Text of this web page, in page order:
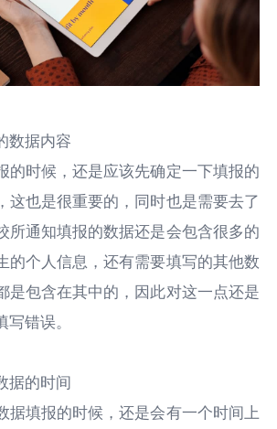
数据内容
的时候，还是应该先确定一下填报的
这也是很重要的，同时也是需要去了
所通知填报的数据还是会包含很多的
的个人信息，还有需要填写的其他数
是包含在其中的，因此对这一点还是
错误。
据的时间
据填报的时候，还是会有一个时间上